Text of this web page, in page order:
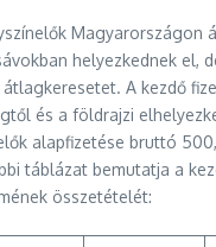
Magyarországon
helyezkednek el,
A kezdő
és a földrajzi
alapfizetése bruttó
táblázat bemutatja a
összetételét: